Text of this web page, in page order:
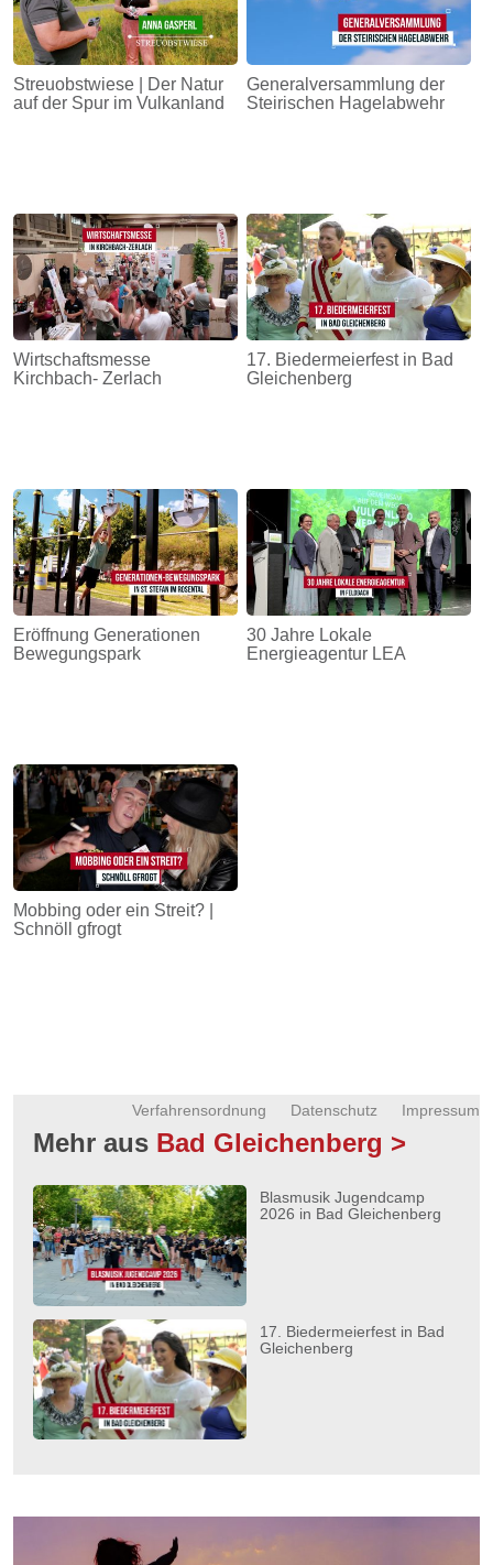
Streuobstwiese | Der Natur
auf der Spur im Vulkanland
Generalversammlung der
Steirischen Hagelabwehr
Wirtschaftsmesse
Kirchbach- Zerlach
17. Biedermeierfest in Bad
Gleichenberg
Eröffnung Generationen
Bewegungspark
30 Jahre Lokale
Energieagentur LEA
Mobbing oder ein Streit? |
Schnöll gfrogt
Impressum
Datenschutz
Verfahrensordnung
Mehr aus Bad Gleichenberg >
Blasmusik Jugendcamp
2026 in Bad Gleichenberg
17. Biedermeierfest in Bad
Gleichenberg